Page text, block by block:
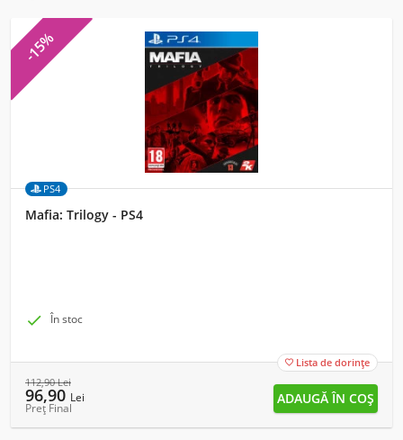
-15%
PS4
Mafia: Trilogy - PS4
 În stoc
 Lista de dorințe
112,90Lei
96,90 Lei
Preț Final